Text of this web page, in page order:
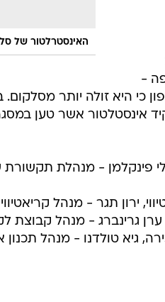
האינסטרלטור של
-
כי היא זולה יותר מסלקום.
אינסטלטור אשר טען
פינקלמן - מנהלת תקשורת
ירון תגר - מנהל קריאטיווי
גרינברג - מנהל קבוצת
גיא טולדנו - מנהל תכנון